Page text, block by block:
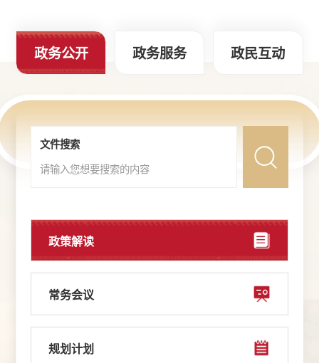
政务公开 政务服务 政民互动
文件搜索
政策解读
常务会议
规划计划